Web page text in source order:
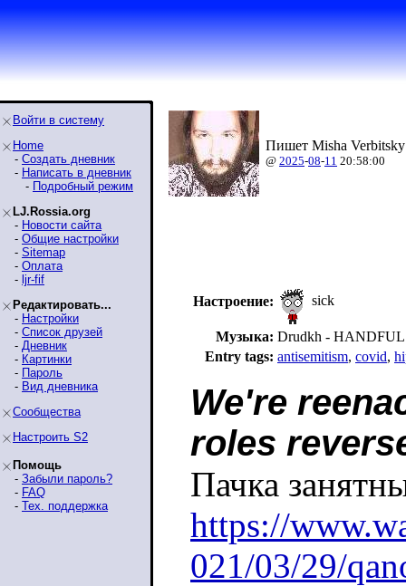
Войти в систему
Home
- Создать дневник
- Написать в дневник
- Подробный режим
LJ.Rossia.org
- Новости сайта
- Общие настройки
- Sitemap
- Оплата
- ljr-fif
Редактировать...
- Настройки
- Список друзей
- Дневник
- Картинки
- Пароль
- Вид дневника
Сообщества
Настроить S2
Помощь
- Забыли пароль?
- FAQ
- Тех. поддержка
Пишет Misha
@ 2025-08-11 20:58:00
Настроение: sick
Музыка: Drudkh - HANDFUL
Entry tags: antisemitism, covid,
We're
roles
Пачка
https://
021/03/29/